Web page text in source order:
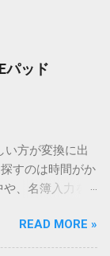
パッド
い方が変換に出
すのは時間がか
、名簿入力を
手書き入力）」
は非効率です
READ MORE »